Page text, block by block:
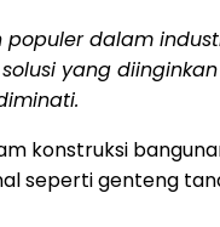
dalam
yang
konstruksi
seperti genteng